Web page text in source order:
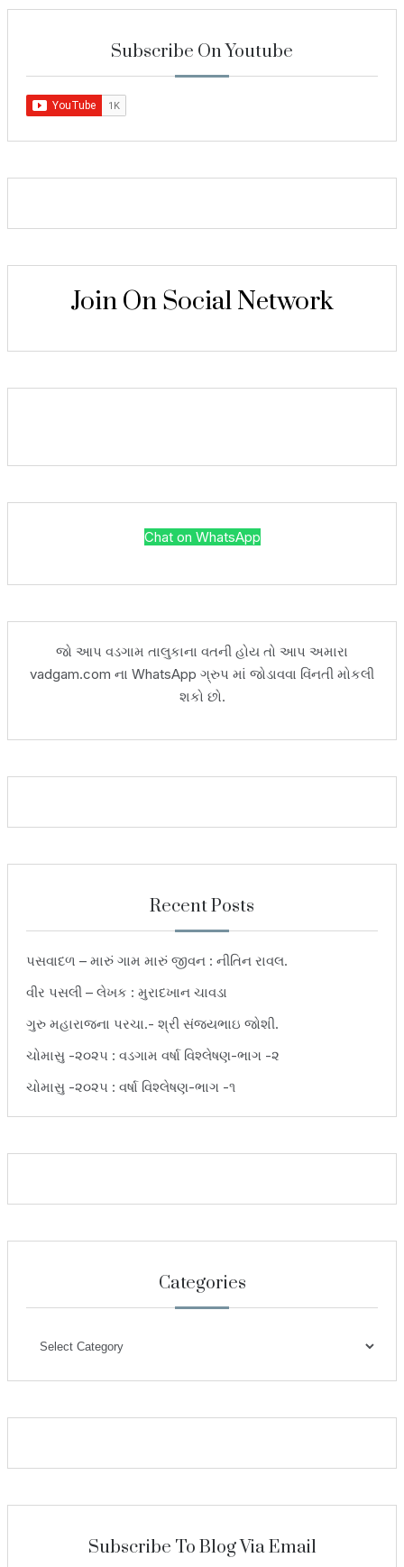
Subscribe On Youtube
Join On Social Network
Chat on WhatsApp
જો આપ વડગામ તાલુકાના વતની હોય તો આપ અમારા
vadgam.com ના WhatsApp ગ્રુપ માં જોડાવવા વિંનતી મોકલી
શકો છો.
Recent Posts
પસવાદળ – મારું ગામ મારું જીવન : નીતિન રાવલ.
વીર પસલી – લેખક : મુરાદખાન ચાવડા
ગુરુ મહારાજના પરચા.- શ્રી સંજયભાઇ જોશી.
ચોમાસુ -૨૦૨૫ : વડગામ વર્ષા વિશ્લેષણ-ભાગ -૨
ચોમાસુ -૨૦૨૫ : વર્ષા વિશ્લેષણ-ભાગ -૧
Categories
Subscribe To Blog Via Email